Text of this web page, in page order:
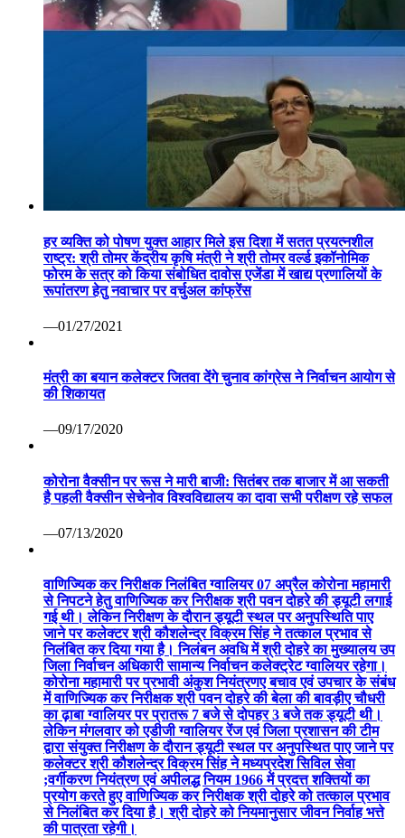
हर व्यक्ति को पोषण युक्त आहार मिले इस दिशा में सतत प्रयत्नशील
राष्ट्र: श्री तोमर केंद्रीय कृषि मंत्री ने श्री तोमर वर्ल्ड इकॉनोमिक
फोरम के सत्र को किया संबोधित दावोस एजेंडा में खाद्य प्रणालियों के
रूपांतरण हेतु नवाचार पर वर्चुअल कांफ्रेंस
—01/27/2021
मंत्री का बयान कलेक्टर जितवा देंगे चुनाव कांग्रेस ने निर्वाचन आयोग से
की शिकायत
—09/17/2020
कोरोना वैक्सीन पर रूस ने मारी बाजी: सितंबर तक बाजार में आ सकती
है पहली वैक्सीन सेचेनोव विश्वविद्यालय का दावा सभी परीक्षण रहे सफल
—07/13/2020
वाणिज्यिक कर निरीक्षक निलंबित ग्वालियर 07 अप्रैल कोरोना महामारी
से निपटने हेतु वाणिज्यिक कर निरीक्षक श्री पवन दोहरे की ड्यूटी लगाई
गई थी। लेकिन निरीक्षण के दौरान ड्यूटी स्थल पर अनुपस्थिति पाए
जाने पर कलेक्टर श्री कौशलेन्द्र विक्रम सिंह ने तत्काल प्रभाव से
निलंबित कर दिया गया है। निलंबन अवधि में श्री दोहरे का मुख्यालय उप
जिला निर्वाचन अधिकारी सामान्य निर्वाचन कलेक्ट्रेट ग्वालियर रहेगा।
कोरोना महामारी पर प्रभावी अंकुश नियंत्रणए बचाव एवं उपचार के संबंध
में वाणिज्यिक कर निरीक्षक श्री पवन दोहरे की बेला की बावड़ीए चौधरी
का ढ़ाबा ग्वालियर पर प्रातरू 7 बजे से दोपहर 3 बजे तक ड्यूटी थी।
लेकिन मंगलवार को एडीजी ग्वालियर रेंज एवं जिला प्रशासन की टीम
द्वारा संयुक्त निरीक्षण के दौरान ड्यूटी स्थल पर अनुपस्थित पाए जाने पर
कलेक्टर श्री कौशलेन्द्र विक्रम सिंह ने मध्यप्रदेश सिविल सेवा
;वर्गीकरण नियंत्रण एवं अपीलद्ध नियम 1966 में प्रदत्त शक्तियों का
प्रयोग करते हुए वाणिज्यिक कर निरीक्षक श्री दोहरे को तत्काल प्रभाव
से निलंबित कर दिया है। श्री दोहरे को नियमानुसार जीवन निर्वाह भत्ते
की पात्रता रहेगी।